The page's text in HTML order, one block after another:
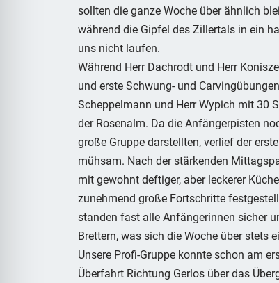
sollten die ganze Woche über ähnlich
während die Gipfel des Zillertals in ein
uns nicht laufen.
Während Herr Dachrodt und Herr
und erste Schwung- und
Scheppelmann und Herr Wypich mit 30
der Rosenalm. Da die Anfängerpisten
große Gruppe darstellten, verlief der
mühsam. Nach der stärkenden
mit gewohnt deftiger, aber leckerer
zunehmend große Fortschritte
standen fast alle Anfängerinnen sicher
Brettern, was sich die Woche über stets
Unsere Profi-Gruppe konnte schon am
Überfahrt Richtung Gerlos über das